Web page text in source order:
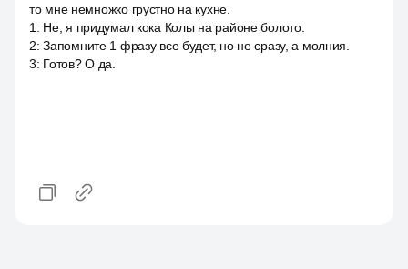
то мне немножко грустно на кухне.
1 : Не, я придумал кока Колы на районе болото.
2:Запомните 1 фразу все будет, но не сразу, a молния.
3: Готов? О да.